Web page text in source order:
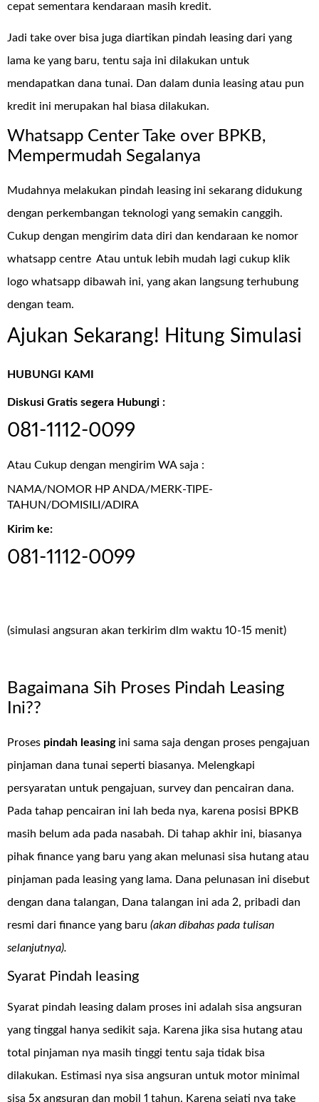
cepat sementara kendaraan masih kredit.
Jadi take over bisa juga diartikan pindah leasing dari yang
lama ke yang baru, tentu saja ini dilakukan untuk
mendapatkan dana tunai. Dan dalam dunia leasing atau pun
kredit ini merupakan hal biasa dilakukan.
Whatsapp Center Take over BPKB,
Mempermudah Segalanya
Mudahnya melakukan pindah leasing ini sekarang didukung
dengan perkembangan teknologi yang semakin canggih.
Cukup dengan mengirim data diri dan kendaraan ke nomor
whatsapp centre Atau untuk lebih mudah lagi cukup klik
logo whatsapp dibawah ini, yang akan langsung terhubung
dengan team.
Ajukan Sekarang! Hitung Simulasi
HUBUNGI KAMI
Diskusi Gratis segera Hubungi :
081-1112-0099
Atau Cukup dengan mengirim WA saja :
NAMA/NOMOR HP ANDA/MERK-TIPE-
TAHUN/DOMISILI/ADIRA
Kirim ke:
081-1112-0099
(simulasi angsuran akan terkirim dlm waktu 10-15 menit)
Bagaimana Sih Proses Pindah Leasing
Ini??
Proses pindah leasingini sama saja dengan proses pengajuan
pinjaman dana tunai seperti biasanya. Melengkapi
persyaratan untuk pengajuan, survey dan pencairan dana.
Pada tahap pencairan ini lah beda nya, karena posisi BPKB
masih belum ada pada nasabah. Di tahap akhir ini, biasanya
pihak finance yang baru yang akan melunasi sisa hutang atau
pinjaman pada leasing yang lama. Dana pelunasan ini disebut
dengan dana talangan, Dana talangan ini ada 2, pribadi dan
resmi dari finance yang baru (akan dibahas pada tulisan
selanjutnya).
Syarat Pindah leasing
Syarat pindah leasing dalam proses ini adalah sisa angsuran
yang tinggal hanya sedikit saja. Karena jika sisa hutang atau
total pinjaman nya masih tinggi tentu saja tidak bisa
dilakukan. Estimasi nya sisa angsuran untuk motor minimal
sisa 5x angsuran dan mobil 1 tahun. Karena sejati nya take